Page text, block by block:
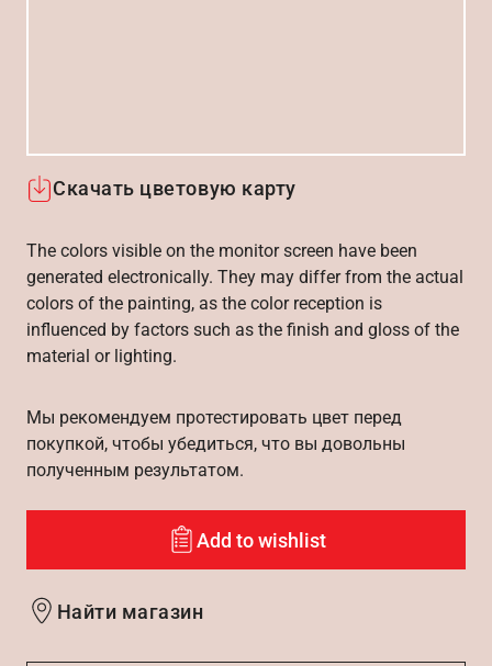
Скачать цветовую карту
The colors visible on the monitor screen have been
generated electronically. They may differ from the actual
colors of the painting, as the color reception is
influenced by factors such as the finish and gloss of the
material or lighting.
Мы рекомендуем протестировать цвет перед
покупкой, чтобы убедиться, что вы довольны
полученным результатом.
Add to wishlist
Найти магазин